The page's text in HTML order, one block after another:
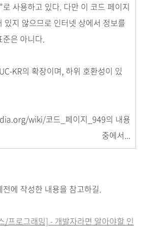
사용하고 있다. 다만 이 코드 페이지
있지 않으므로 인터넷 상에서 정보를
은 아니다.
KR의 확장이며, 하위 호환성이 있
wiki/코드_페이지_949의 내용
중에서...
에 작성한 내용을 참고하길.
프로그래밍] - 개발자라면 알아야할 인